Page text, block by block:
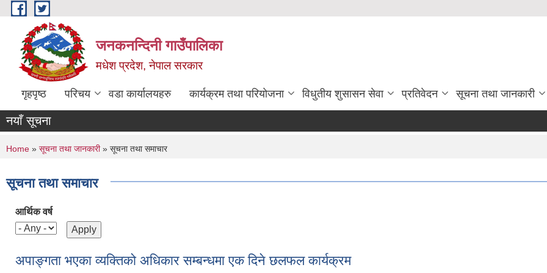
Skip to main content
जनकनन्दिनी गाउँपालिका
मधेश प्रदेश, नेपाल सरकार
गृहपृष्ठ परिचय वडा कार्यालयहरु कार्यक्रम तथा परियोजना विधुतीय शुसासन सेवा प्रतिवेदन सूचना तथा जानकारी
नयाँ सूचना
You are here
Home » सूचना तथा जानकारी» सूचना तथा समाचार
सूचना तथा समाचार
आर्थिक वर्ष
अपाङ्गता भएका व्यक्तिको अधिकार सम्बन्धमा एक दिने छलफल कार्यक्रम